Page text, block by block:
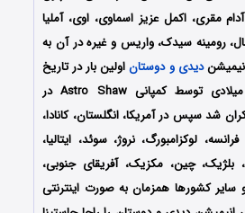
آدام مقری، اکمل عزیز اسماوی، اوی، آملیا
رومینه سیدک، واریس و غیره در آن به
دیدی و دوستاناولین بار در تاریخ
23 فوریه سال 2023 میلادی توسط کمپانی‌ Astro Shaw در
شد سپس در آمریکا، انگلستان، کانادا،
فرانسه، لوکزامبورگ، نروژ، سوئد، ایتالیا،
بلژیک، چین، مکزیک، آفریقای جنوبی،
سایر کشورها همزمان به صورت اینترنتی